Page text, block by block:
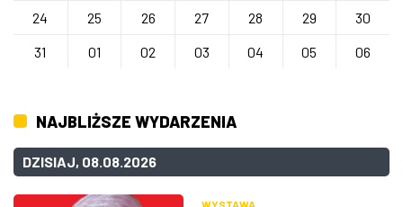
24
25 26 27 28 29
30
31
01 02 03 04 05 06
NAJBLIŻSZE WYDARZENIA
DZISIAJ, 08.08.2026
WYSTAWA